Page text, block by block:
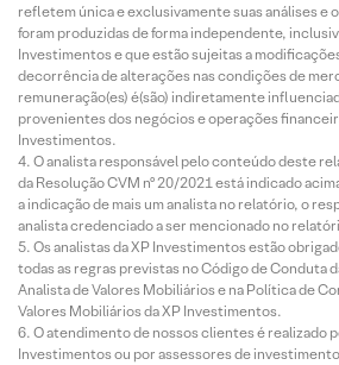
refletem única e exclusivamente suas análises e
foram produzidas de forma independente,
Investimentos e que estão sujeitas a
decorrência de alterações nas condições de
remuneração(es) é(são) indiretamente
provenientes dos negócios e operações
Investimentos.
O analista responsável pelo conteúdo deste
da Resolução CVM nº 20/2021 está indicado
a indicação de mais um analista no relatório, o
analista credenciado a ser mencionado no
Os analistas da XP Investimentos estão
todas as regras previstas no Código de Conduta
Analista de Valores Mobiliários e na Política de
Valores Mobiliários da XP Investimentos.
O atendimento de nossos clientes é realizado
Investimentos ou por assessores de